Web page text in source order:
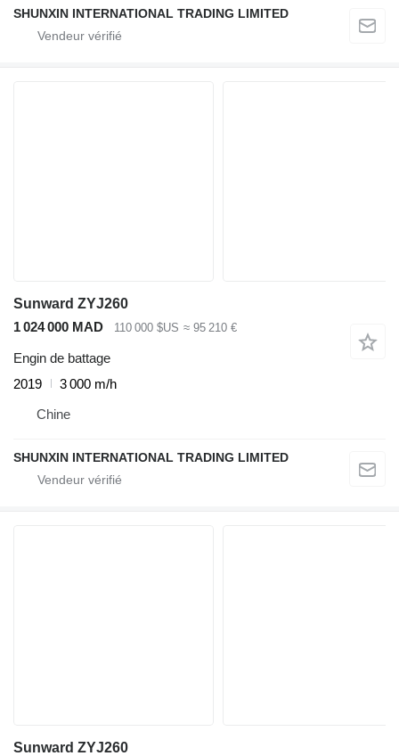
SHUNXIN INTERNATIONAL TRADING LIMITED
Sunward ZYJ260
1 024 000 MAD
110 000 $US ≈ 95 210 €
Engin de battage
2019
3 000 m/h
Chine
SHUNXIN INTERNATIONAL TRADING LIMITED
Sunward ZYJ260